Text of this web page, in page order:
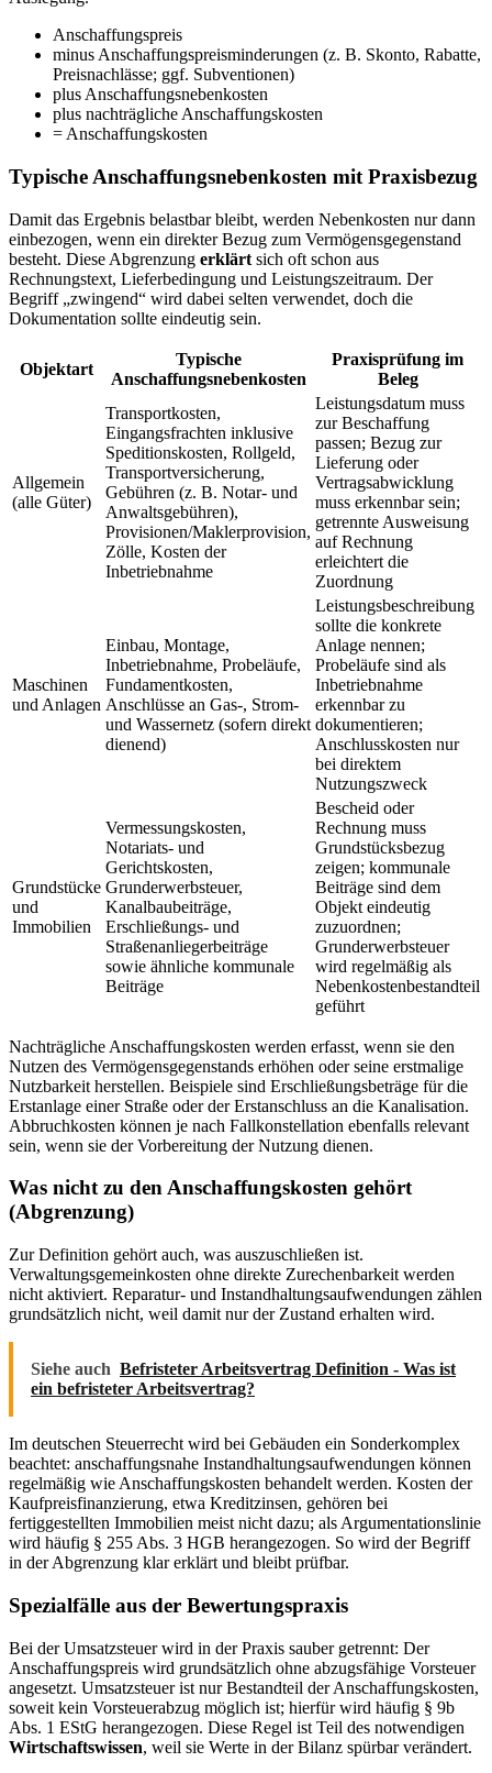
Anschaffungspreis
minus Anschaffungspreisminderungen (z. B. Skonto, Rabatte,
Preisnachlässe; ggf. Subventionen)
plus Anschaffungsnebenkosten
plus nachträgliche Anschaffungskosten
= Anschaffungskosten
Typische Anschaffungsnebenkosten mit Praxisbezug
Damit das Ergebnis belastbar bleibt, werden Nebenkosten nur dann
einbezogen, wenn ein direkter Bezug zum Vermögensgegenstand
besteht. Diese Abgrenzung erklärt sich oft schon aus
Rechnungstext, Lieferbedingung und Leistungszeitraum. Der
Begriff „zwingend“ wird dabei selten verwendet, doch die
Dokumentation sollte eindeutig sein.
Objektart
Typische
Anschaffungsnebenkosten
Praxisprüfung im
Beleg
Allgemein
(alle Güter)
Transportkosten,
Eingangsfrachten inklusive
Speditionskosten, Rollgeld,
Transportversicherung,
Gebühren (z. B. Notar- und
Anwaltsgebühren),
Provisionen/Maklerprovision,
Zölle, Kosten der
Inbetriebnahme
Leistungsdatum muss
zur Beschaffung
passen; Bezug zur
Lieferung oder
Vertragsabwicklung
muss erkennbar sein;
getrennte Ausweisung
auf Rechnung
erleichtert die
Zuordnung
Maschinen
und Anlagen
Einbau, Montage,
Inbetriebnahme, Probeläufe,
Fundamentkosten,
Anschlüsse an Gas-, Strom-
und Wassernetz (sofern direkt
dienend)
Leistungsbeschreibung
sollte die konkrete
Anlage nennen;
Probeläufe sind als
Inbetriebnahme
erkennbar zu
dokumentieren;
Anschlusskosten nur
bei direktem
Nutzungszweck
Grundstücke
und
Immobilien
Vermessungskosten,
Notariats- und
Gerichtskosten,
Grunderwerbsteuer,
Kanalbaubeiträge,
Erschließungs- und
Straßenanliegerbeiträge
sowie ähnliche kommunale
Beiträge
Bescheid oder
Rechnung muss
Grundstücksbezug
zeigen; kommunale
Beiträge sind dem
Objekt eindeutig
zuzuordnen;
Grunderwerbsteuer
wird regelmäßig als
Nebenkostenbestandteil
geführt
Nachträgliche Anschaffungskosten werden erfasst, wenn sie den
Nutzen des Vermögensgegenstands erhöhen oder seine erstmalige
Nutzbarkeit herstellen. Beispiele sind Erschließungsbeträge für die
Erstanlage einer Straße oder der Erstanschluss an die Kanalisation.
Abbruchkosten können je nach Fallkonstellation ebenfalls relevant
sein, wenn sie der Vorbereitung der Nutzung dienen.
Was nicht zu den Anschaffungskosten gehört
(Abgrenzung)
Zur Definition gehört auch, was auszuschließen ist.
Verwaltungsgemeinkosten ohne direkte Zurechenbarkeit werden
nicht aktiviert. Reparatur- und Instandhaltungsaufwendungen zählen
grundsätzlich nicht, weil damit nur der Zustand erhalten wird.
Siehe auch Befristeter Arbeitsvertrag Definition - Was ist
ein befristeter Arbeitsvertrag?
Im deutschen Steuerrecht wird bei Gebäuden ein Sonderkomplex
beachtet: anschaffungsnahe Instandhaltungsaufwendungen können
regelmäßig wie Anschaffungskosten behandelt werden. Kosten der
Kaufpreisfinanzierung, etwa Kreditzinsen, gehören bei
fertiggestellten Immobilien meist nicht dazu; als Argumentationslinie
wird häufig § 255 Abs. 3 HGB herangezogen. So wird der Begriff
in der Abgrenzung klar erklärt und bleibt prüfbar.
Spezialfälle aus der Bewertungspraxis
Bei der Umsatzsteuer wird in der Praxis sauber getrennt: Der
Anschaffungspreis wird grundsätzlich ohne abzugsfähige Vorsteuer
angesetzt. Umsatzsteuer ist nur Bestandteil der Anschaffungskosten,
soweit kein Vorsteuerabzug möglich ist; hierfür wird häufig § 9b
Abs. 1 EStG herangezogen. Diese Regel ist Teil des notwendigen
Wirtschaftswissen, weil sie Werte in der Bilanz spürbar verändert.